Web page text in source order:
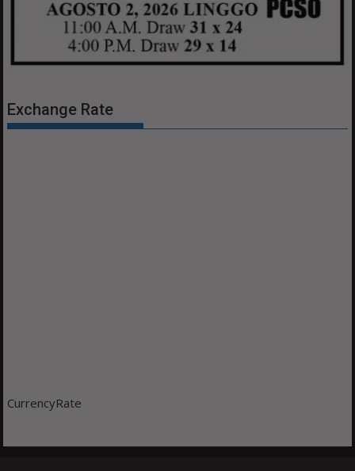
Exchange Rate
CurrencyRate